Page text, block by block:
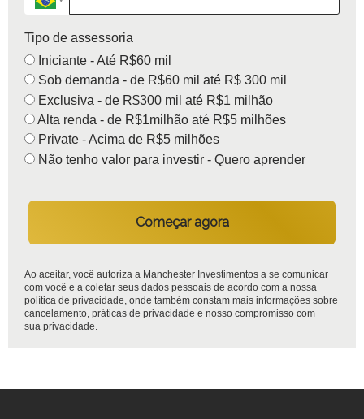
Tipo de assessoria
Iniciante - Até R$60 mil
Sob demanda - de R$60 mil até R$ 300 mil
Exclusiva - de R$300 mil até R$1 milhão
Alta renda - de R$1milhão até R$5 milhões
Private - Acima de R$5 milhões
Não tenho valor para investir - Quero aprender
Começar agora
Ao aceitar, você autoriza a Manchester Investimentos a se comunicar
com você e a coletar seus dados pessoais de acordo com a nossa
política de privacidade, onde também constam mais informações sobre
cancelamento, práticas de privacidade e nosso compromisso com
sua privacidade.